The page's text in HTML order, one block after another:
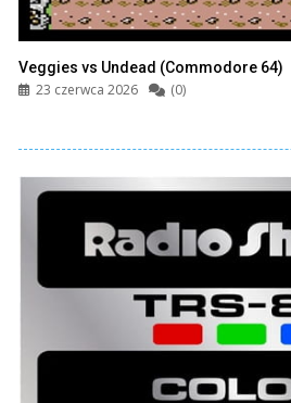
Veggies vs Undead (Commodore 64)
23 czerwca 2026 (0)